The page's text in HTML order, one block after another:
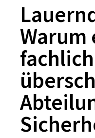
Warum
fachlich